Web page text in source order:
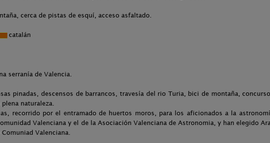
cerca de pistas de esquí, acceso asfaltado.
catalán
serranía de Valencia.
pinadas, descensos de barrancos, travesía del rio Turia, bici de montaña,
naturaleza.
recorrido por el entramado de huertos moros, para los aficionados a la
Valenciana y el de la Asociación Valenciana de Astronomia, y han elegido
Valenciana.